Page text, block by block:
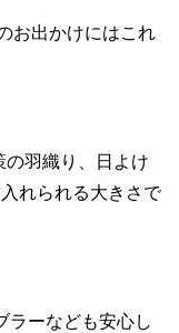
お出かけにはこれ
羽織り、日よけ
れられる大きさで
ラーなども安心し